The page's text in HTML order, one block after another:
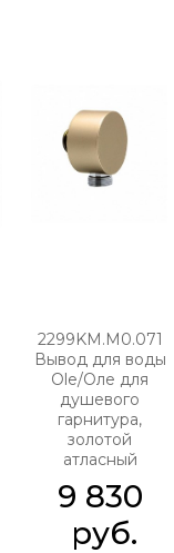
2299KM.M0.071
Вывод для воды
Ole/Оле для
душевого
гарнитура,
золотой
атласный
9 830
руб.